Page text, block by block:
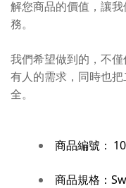
解您商品的價值，讓
務。
我們希望做到的，不
有人的需求，同時也
全。
商品編號：
商品規格：